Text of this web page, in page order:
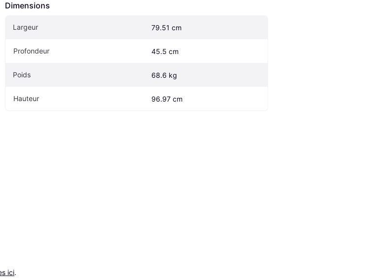
Dimensions
Largeur 79.51 cm
Profondeur 45.5 cm
Poids 68.6 kg
Hauteur 96.97 cm
ici.